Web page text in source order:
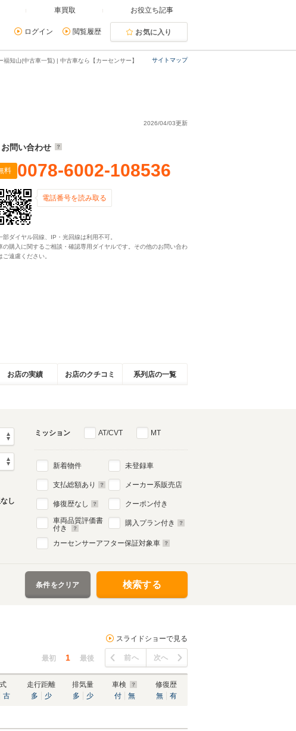
車買取 お役立ち記事
ログイン 閲覧履歴 お気に入り
サイトマップ
福知山(中古車一覧) | 中古車なら【カーセンサー】
2026/04/03更新
お問い合わせ
料 0078-6002-108536
電話番号を読み取る
ダイヤル回線、IP・光回線は利用不可。
の購入に関するご相談・確認専用ダイヤルです。その他のお問い合わ
ご遠慮ください。
お店の実績 お店のクチコミ 系列店の一覧
し
ミッション AT/CVT MT
新着物件
支払総額あり
修復歴なし
車両品質評価書
付き
未登録車
メーカー系販売店
クーポン付き
購入プラン付き
カーセンサーアフター保証対象車
条件をクリア 検索する
スライドショーで見る
最初 1 最後 前へ 次へ
古
走行距離
多
少
排気量
多
少
車検
付
無
修復歴
無
有